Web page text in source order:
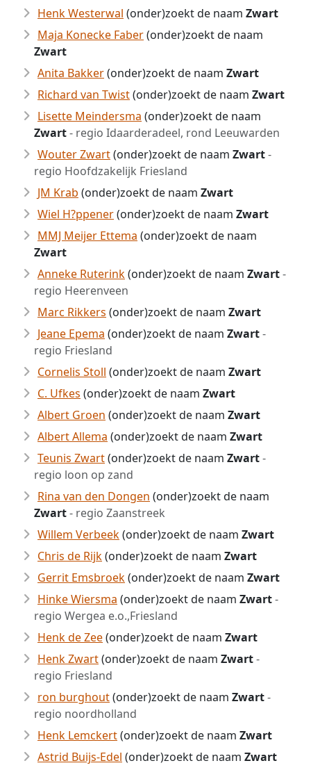
Henk Westerwal (onder)zoekt de naam Zwart
Maja Konecke Faber(onder)zoekt de naam
Zwart
Anita Bakker(onder)zoekt de naam Zwart
Richard van Twist(onder)zoekt de naam Zwart
Lisette Meindersma (onder)zoekt de naam
Zwart- regio Idaarderadeel, rond Leeuwarden
Wouter Zwart(onder)zoekt de naam Zwart-
regio Hoofdzakelijk Friesland
JM Krab (onder)zoekt de naam Zwart
Wiel H?ppener(onder)zoekt de naam Zwart
MMJ Meijer Ettema (onder)zoekt de naam
Zwart
Anneke Ruterink(onder)zoekt de naam Zwart-
regio Heerenveen
Marc Rikkers (onder)zoekt de naam Zwart
Jeane Epema (onder)zoekt de naam Zwart-
regio Friesland
Cornelis Stoll (onder)zoekt de naam Zwart
C. Ufkes (onder)zoekt de naam Zwart
Albert Groen (onder)zoekt de naam Zwart
Albert Allema (onder)zoekt de naam Zwart
Teunis Zwart(onder)zoekt de naam Zwart-
regio loon op zand
Rina van den Dongen (onder)zoekt de naam
Zwart- regio Zaanstreek
Willem Verbeek(onder)zoekt de naam Zwart
Chris de Rijk(onder)zoekt de naam Zwart
Gerrit Emsbroek(onder)zoekt de naam Zwart
Hinke Wiersma (onder)zoekt de naam Zwart-
regio Wergea e.o.,Friesland
Henk de Zee(onder)zoekt de naam Zwart
Henk Zwart(onder)zoekt de naam Zwart-
regio Friesland
ron burghout(onder)zoekt de naam Zwart-
regio noordholland
Henk Lemckert(onder)zoekt de naam Zwart
Astrid Buijs-Edel (onder)zoekt de naam Zwart